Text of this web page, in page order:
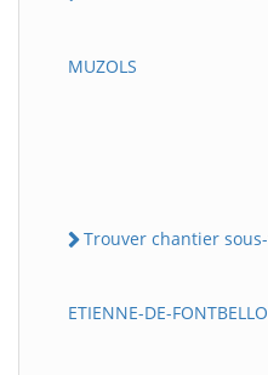
MUZOLS
Trouver chantier
ETIENNE-DE-